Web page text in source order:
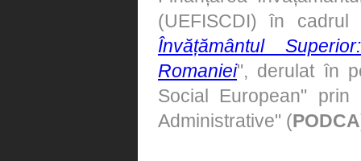
(UEFISCDI) în
Învățământul
Romaniei", derulat în
Social European" prin
Administrative" (PODCA